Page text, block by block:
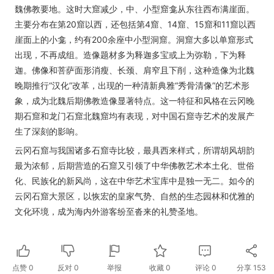
魏佛教要地。这时大窟减少，中、小型窟龛从东往西布满崖面。
主要分布在第20窟以西，还包括第4窟、14窟、15窟和11窟以西
崖面上的小龛，约有200余座中小型洞窟。洞窟大多以单窟形式
出现，不再成组。造像题材多为释迦多宝或上为弥勒，下为释
迦。佛像和菩萨面形消瘦、长颈、肩窄且下削，这种造像为北魏
晚期推行“汉化”改革，出现的一种清新典雅“秀骨清像”的艺术形
象，成为北魏后期佛教造像显著特点。这一特征和风格在云冈晚
期石窟和龙门石窟北魏窟均有表现，对中国石窟寺艺术的发展产
生了深刻的影响。
云冈石窟与我国诸多石窟寺比较，最具西来样式，所谓胡风胡韵
最为浓郁，后期营造的石窟又引领了中华佛教艺术本土化、世俗
化、民族化的新风尚，这在中华艺术宝库中是独一无二。如今的
云冈石窟大景区，以恢宏的皇家气势、自然的生态园林和优雅的
文化环境，成为海内外游客纷至沓来的礼赞圣地。
点赞 0 反对0 举报 收藏 0 评论 0 分享 153